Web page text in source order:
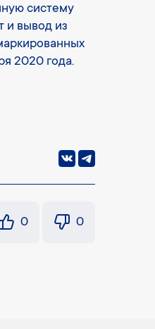
систему
и вывод из
2020 года.
0 0